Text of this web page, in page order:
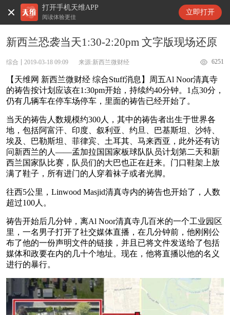
打开手机天维APP
阅读体验更佳
立即打开
天维新闻
新西兰恐袭当天1:30-2:20pm 文字版现场还原
综合 2019-03-18 09:09 来源:新西兰微财经 6251
【天维网 新西兰微财经 综合Stuff消息】周五Al Noor清真寺
的祷告按计划应该在1:30pm开始，持续约40分钟。1点30分，
仍有几辆车在停车场停车，里面的祷告已经开始了。
当天的祷告人数规模约300人，其中的祷告者出生于世界各
地，包括阿富汗、印度、叙利亚、约旦、巴基斯坦、沙特、
埃及、巴勒斯坦、菲律宾、土耳其、马来西亚，此外还有访
问新西兰的人——孟加拉国国家板球队队员计划第二天和新
西兰国家队比赛，队员们的大巴也正在赶来。门口鞋架上放
满了鞋子，所有进门的人穿着袜子或者光脚。
往西5公里，Linwood Masjid清真寺内的祷告也开始了，人数
超过100人。
祷告开始后几分钟，离Al Noor清真寺几百米的一个工业园区
里，一名男子打开了社交媒体直播，在几分钟前，他刚刚公
布了他的一份声明文件的链接，并且已将文件发送给了包括
媒体和政要在内的几十个地址。现在，他将直播以他的名义
进行的暴行。